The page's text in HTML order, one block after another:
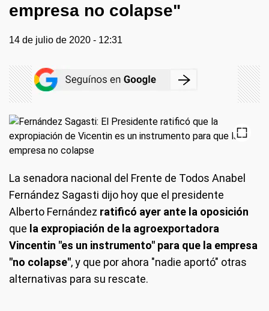
empresa no colapse"
14 de julio de 2020 - 12:31
La senadora nacional del Frente de Todos Anabel
Fernández Sagasti dijo hoy que el presidente
Alberto Fernández ratificó ayer ante la oposición
que la expropiación de la agroexportadora
Vincentin "es un instrumento" para que la empresa
"no colapse", y que por ahora "nadie aportó" otras
alternativas para su rescate.